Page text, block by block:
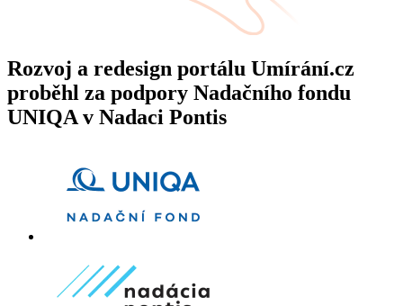
Rozvoj a redesign portálu Umírání.cz
proběhl za podpory Nadačního fondu
UNIQA v Nadaci Pontis